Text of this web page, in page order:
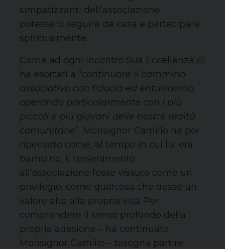
simpatizzanti dell’associazione
potessero seguire da casa e partecipare
spiritualmente.
Come ad ogni incontro Sua Eccellenza ci
ha esortati a “continuare il cammino
associativo con fiducia ed entusiasmo,
operando particolarmente con i più
piccoli e più giovani delle nostre realtà
comunitarie”. Monsignor Camillo ha poi
ripensato come, al tempo in cui lui era
bambino, il tesseramento
all’associazione fosse vissuto come un
privilegio, come qualcosa che desse un
valore alto alla propria vita. Per
comprendere il senso profondo della
propria adesione – ha continuato
Monsignor Camillo – bisogna partire